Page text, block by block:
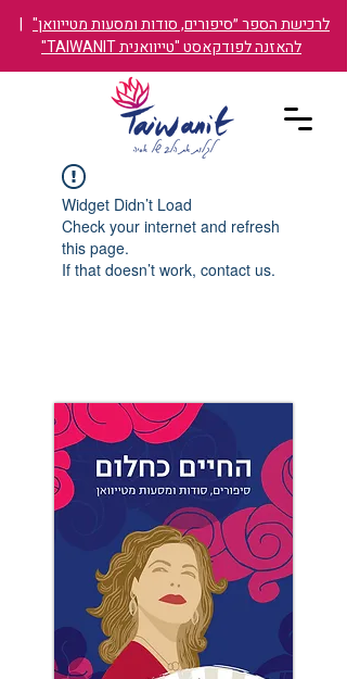
לרכישת הספר ״סיפורים, סודות ומסעות מטייוואן" |
להאזנה לפודקאסט "טייוואנית TAIWANIT"
Widget Didn’t Load
Check your internet and refresh
this page.
If that doesn’t work, contact us.